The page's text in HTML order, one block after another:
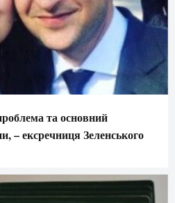
та основний
– ексречниця Зеленського